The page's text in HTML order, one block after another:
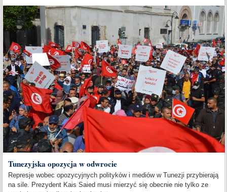
Tunezyjska opozycja w odwrocie
Represje wobec opozycyjnych polityków i mediów w Tunezji przybierają
na sile. Prezydent Kais Saied musi mierzyć się obecnie nie tylko ze